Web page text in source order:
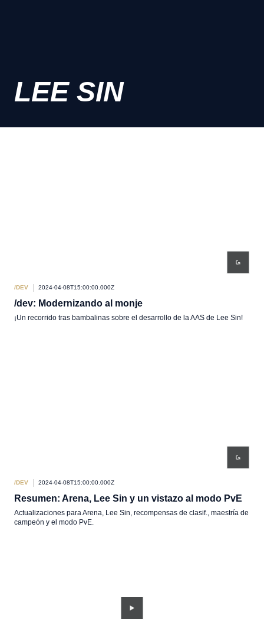
LEE SIN
/DEV 2024-04-08T15:00:00.000Z
/dev: Modernizando al monje
¡Un recorrido tras bambalinas sobre el desarrollo de la AAS de Lee Sin!
/DEV 2024-04-08T15:00:00.000Z
Resumen: Arena, Lee Sin y un vistazo al modo PvE
Actualizaciones para Arena, Lee Sin, recompensas de clasif., maestría de
campeón y el modo PvE.